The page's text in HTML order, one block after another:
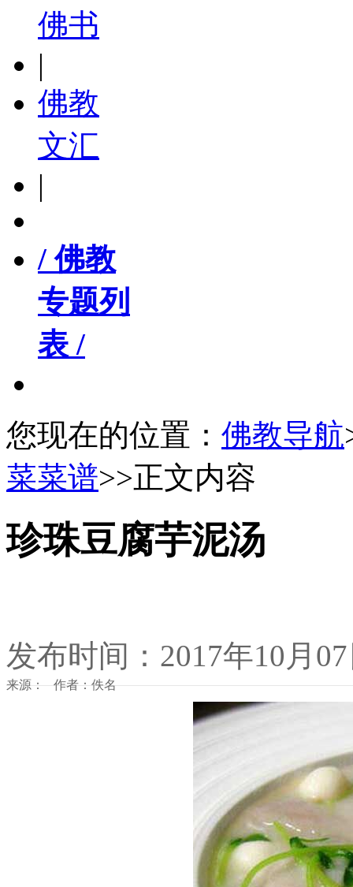
佛书
|
佛教
文汇
|
/ 佛教
专题列
表 /
您现在的位置： 佛教导航
菜菜谱>>正文内容
珍珠豆腐芋泥汤
发布时间：2017年10月
来源： 作者：佚名